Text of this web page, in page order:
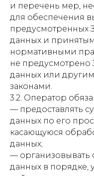
и перечень мер,
для обеспечения
предусмотренных
данных и
нормативными
не предусмотрено
данных или
законами.
3.2. Оператор
— предоставлять
данных по его
касающуюся
данных;
— организовывать
данных в порядке,